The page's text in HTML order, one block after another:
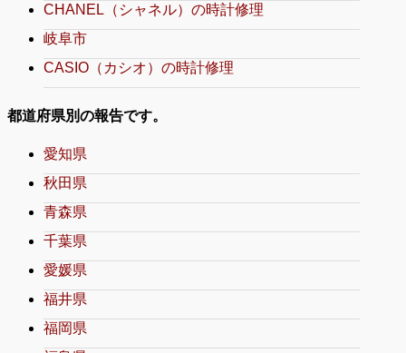
CHANEL（シャネル）の時計修理
岐阜市
CASIO（カシオ）の時計修理
都道府県別の報告です。
愛知県
秋田県
青森県
千葉県
愛媛県
福井県
福岡県